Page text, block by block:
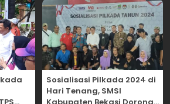
Sosialisasi Pilkada 2024 di
Hari Tenang, SMSI